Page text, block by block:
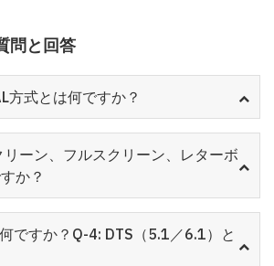
問と回答
方式とは何ですか？
ーン、フルスクリーン、レターボ
か？
ですか？Q-4: DTS（5.1／6.1）と